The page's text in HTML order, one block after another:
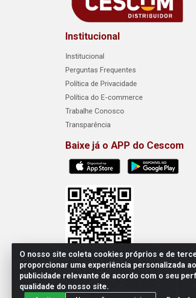
O nosso site coleta cookies próprios e de
proporcionar uma experiência personalizada
publicidade relevante de acordo com o seu
qualidade do nosso site.
Institucional
Institucional
Perguntas Frequentes
Política de Privacidade
Política do E-commerce
Trabalhe Conosco
Transparência
Baixe já o APP do Cescom
Cescom